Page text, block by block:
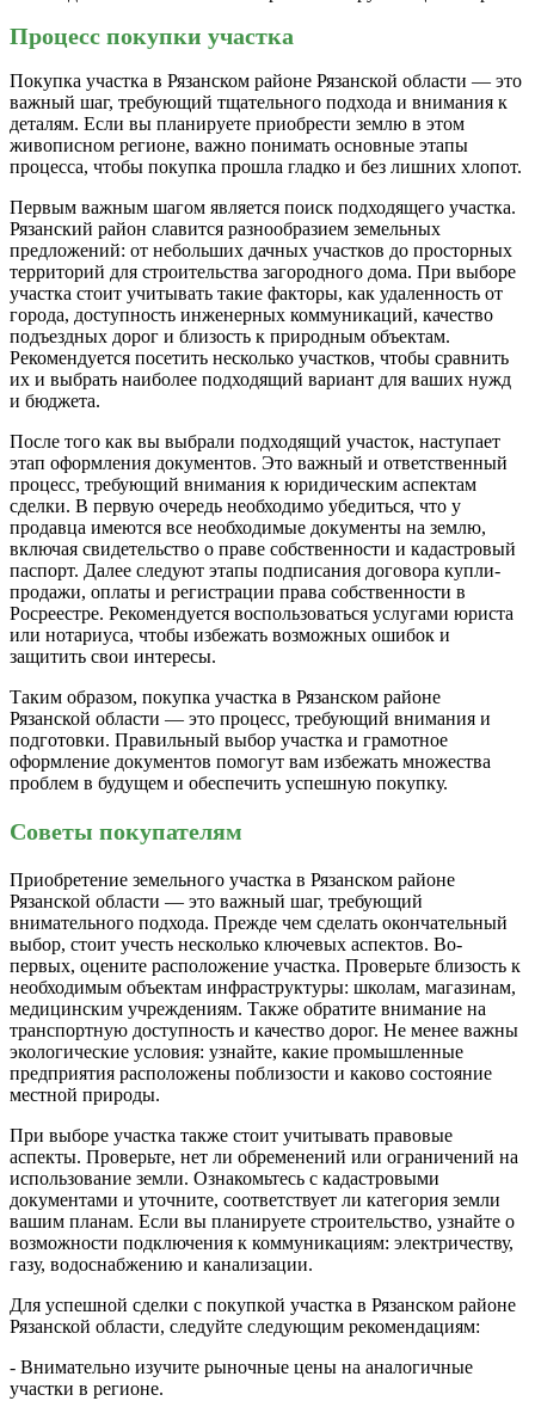
Процесс покупки участка
Покупка участка в Рязанском районе Рязанской области — это
важный шаг, требующий тщательного подхода и внимания к
деталям. Если вы планируете приобрести землю в этом
живописном регионе, важно понимать основные этапы
процесса, чтобы покупка прошла гладко и без лишних хлопот.
Первым важным шагом является поиск подходящего участка.
Рязанский район славится разнообразием земельных
предложений: от небольших дачных участков до просторных
территорий для строительства загородного дома. При выборе
участка стоит учитывать такие факторы, как удаленность от
города, доступность инженерных коммуникаций, качество
подъездных дорог и близость к природным объектам.
Рекомендуется посетить несколько участков, чтобы сравнить
их и выбрать наиболее подходящий вариант для ваших нужд
и бюджета.
После того как вы выбрали подходящий участок, наступает
этап оформления документов. Это важный и ответственный
процесс, требующий внимания к юридическим аспектам
сделки. В первую очередь необходимо убедиться, что у
продавца имеются все необходимые документы на землю,
включая свидетельство о праве собственности и кадастровый
паспорт. Далее следуют этапы подписания договора купли-
продажи, оплаты и регистрации права собственности в
Росреестре. Рекомендуется воспользоваться услугами юриста
или нотариуса, чтобы избежать возможных ошибок и
защитить свои интересы.
Таким образом, покупка участка в Рязанском районе
Рязанской области — это процесс, требующий внимания и
подготовки. Правильный выбор участка и грамотное
оформление документов помогут вам избежать множества
проблем в будущем и обеспечить успешную покупку.
Советы покупателям
Приобретение земельного участка в Рязанском районе
Рязанской области — это важный шаг, требующий
внимательного подхода. Прежде чем сделать окончательный
выбор, стоит учесть несколько ключевых аспектов. Во-
первых, оцените расположение участка. Проверьте близость к
необходимым объектам инфраструктуры: школам, магазинам,
медицинским учреждениям. Также обратите внимание на
транспортную доступность и качество дорог. Не менее важны
экологические условия: узнайте, какие промышленные
предприятия расположены поблизости и каково состояние
местной природы.
При выборе участка также стоит учитывать правовые
аспекты. Проверьте, нет ли обременений или ограничений на
использование земли. Ознакомьтесь с кадастровыми
документами и уточните, соответствует ли категория земли
вашим планам. Если вы планируете строительство, узнайте о
возможности подключения к коммуникациям: электричеству,
газу, водоснабжению и канализации.
Для успешной сделки с покупкой участка в Рязанском районе
Рязанской области, следуйте следующим рекомендациям:
- Внимательно изучите рыночные цены на аналогичные
участки в регионе.